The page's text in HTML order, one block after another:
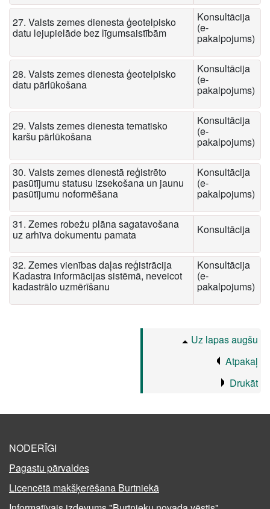
27. Valsts zemes dienesta ģeotelpisko
datu lejupielāde bez līgumsaistībām
Konsultācija
(e-
pakalpojums)
28. Valsts zemes dienesta ģeotelpisko
datu pārlūkošana
Konsultācija
(e-
pakalpojums)
29. Valsts zemes dienesta tematisko
karšu pārlūkošana
Konsultācija
(e-
pakalpojums)
30. Valsts zemes dienestā reģistrēto
pasūtījumu statusu izsekošana un jaunu
pasūtījumu noformēšana
Konsultācija
(e-
pakalpojums)
31. Zemes robežu plāna sagatavošana
uz arhīva dokumentu pamata Konsultācija
32. Zemes vienības daļas reģistrācija
Kadastra informācijas sistēmā, neveicot
kadastrālo uzmērīšanu
Konsultācija
(e-
pakalpojums)
Uz lapas augšu
Atpakaļ
Drukāt
NODERĪGI
Pagastu pārvaldes
Licencētā makšķerēšana Burtniekā